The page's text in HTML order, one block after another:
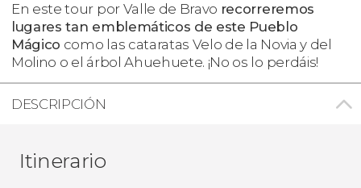
En este tour por Valle de Bravo recorreremos
lugares tan emblemáticos de este Pueblo
Mágico como las cataratas Velo de la Novia y del
Molino o el árbol Ahuehuete. ¡No os lo perdáis!
DESCRIPCIÓN
Itinerario